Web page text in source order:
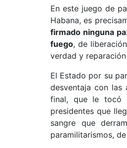
En este juego de
Habana, es
firmado ninguna
fuego, de
verdad y
El Estado por su
desventaja con
final, que le tocó
presidentes que
sangre que
paramilitarismos,